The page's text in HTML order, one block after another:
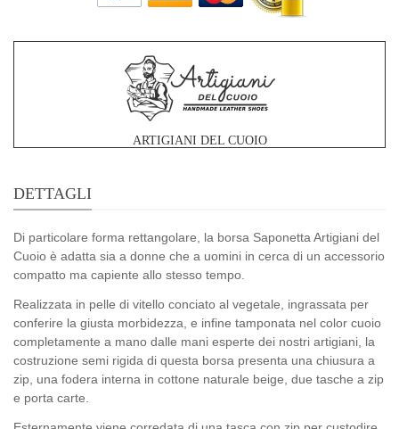
ARTIGIANI DEL CUOIO
DETTAGLI
Di particolare forma rettangolare, la borsa Saponetta Artigiani del
Cuoio è adatta sia a donne che a uomini in cerca di un accessorio
compatto ma capiente allo stesso tempo.
Realizzata in pelle di vitello conciato al vegetale, ingrassata per
conferire la giusta morbidezza, e infine tamponata nel color cuoio
completamente a mano dalle mani esperte dei nostri artigiani, la
costruzione semi rigida di questa borsa presenta una chiusura a
zip, una fodera interna in cottone naturale beige, due tasche a zip
e porta carte.